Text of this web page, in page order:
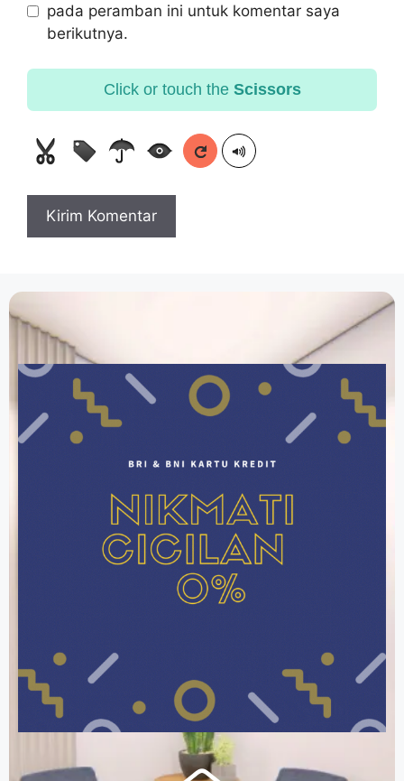
pada peramban ini untuk komentar saya
berikutnya.
Click or touch the Scissors